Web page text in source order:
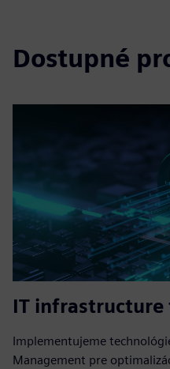
Dostupné
IT infrastructure
Implementujeme
Management pre